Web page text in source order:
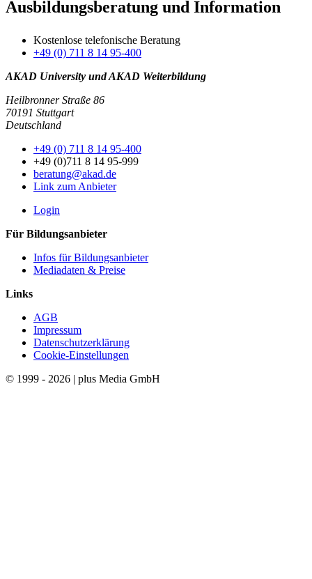
Ausbildungsberatung und Information
Kostenlose telefonische Beratung
+49 (0) 711 8 14 95-400
AKAD University und AKAD Weiterbildung
Heilbronner Straße 86
70191 Stuttgart
Deutschland
+49 (0) 711 8 14 95-400
+49 (0)711 8 14 95-999
beratung@akad.de
Link zum Anbieter
Login
Für Bildungsanbieter
Infos für Bildungsanbieter
Mediadaten & Preise
Links
AGB
Impressum
Datenschutzerklärung
Cookie-Einstellungen
© 1999 - 2026 | plus Media GmbH